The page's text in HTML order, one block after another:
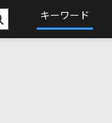
キーワード